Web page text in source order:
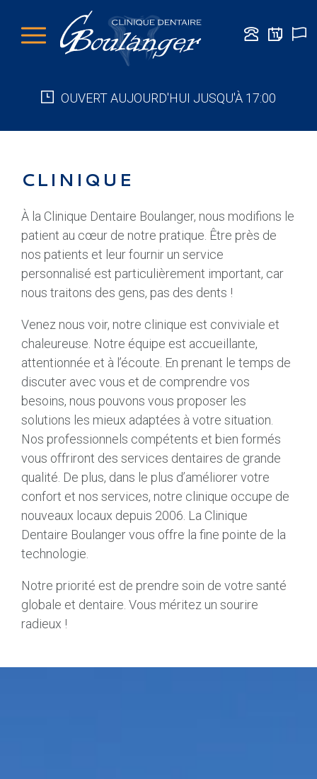
OUVERT AUJOURD'HUI JUSQU'À 17:00
CLINIQUE
À la Clinique Dentaire Boulanger, nous modifions le
patient au cœur de notre pratique. Être près de
nos patients et leur fournir un service
personnalisé est particulièrement important, car
nous traitons des gens, pas des dents !
Venez nous voir, notre clinique est conviviale et
chaleureuse. Notre équipe est accueillante,
attentionnée et à l’écoute. En prenant le temps de
discuter avec vous et de comprendre vos
besoins, nous pouvons vous proposer les
solutions les mieux adaptées à votre situation.
Nos professionnels compétents et bien formés
vous offriront des services dentaires de grande
qualité. De plus, dans le plus d’améliorer votre
confort et nos services, notre clinique occupe de
nouveaux locaux depuis 2006. La Clinique
Dentaire Boulanger vous offre la fine pointe de la
technologie.
Notre priorité est de prendre soin de votre santé
globale et dentaire. Vous méritez un sourire
radieux !